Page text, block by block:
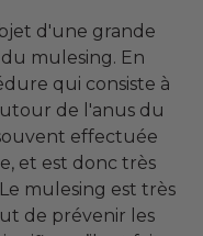
d'une grande
mulesing. En
qui consiste à
de l'anus du
effectuée
et est donc très
mulesing est très
de prévenir les